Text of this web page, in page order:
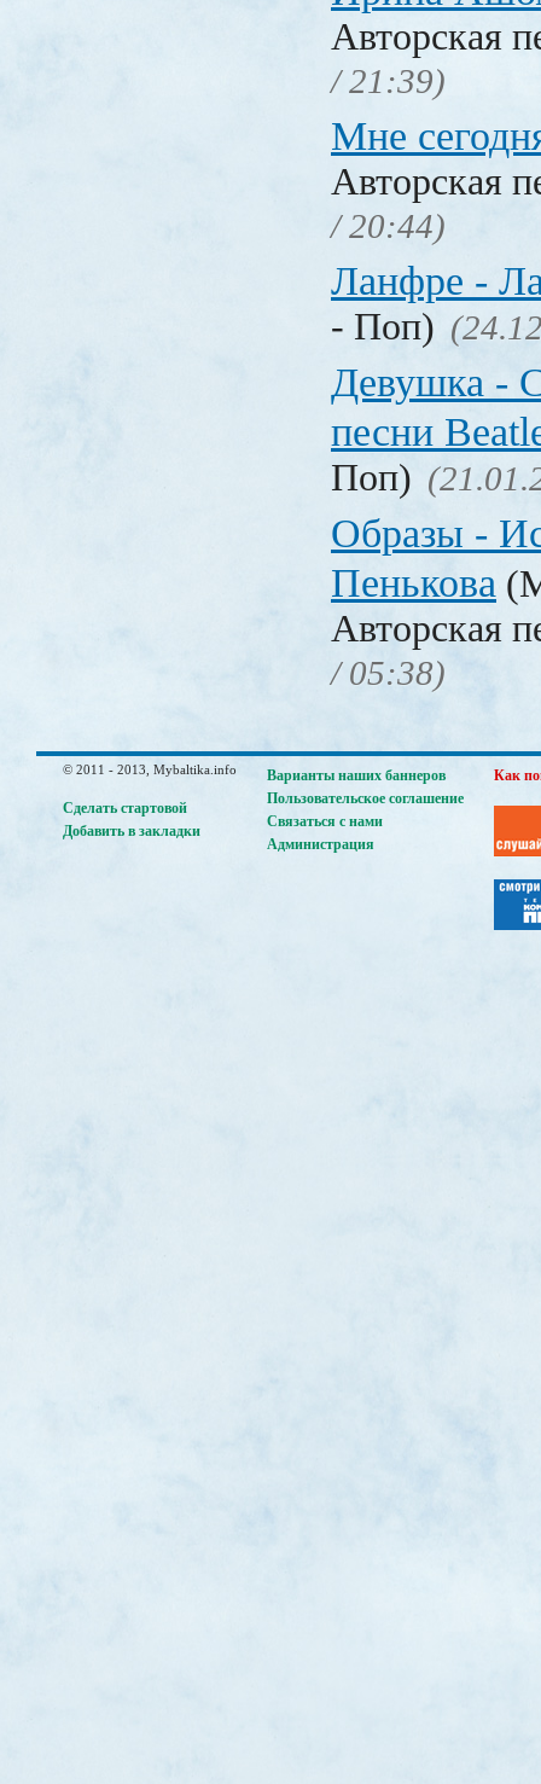
Авторская
/ 21:39)
Мне
Авторская
/ 20:44)
Ланфре -
- Поп)
Девушка -
песни
Поп)
Образы -
Пенькова
Авторская
/ 05:38)
© 2011 - 2013, Mybaltika.info
Сделать стартовой
Добавить в закладки
Варианты наших баннеров
Пользовательское соглашение
Связаться с нами
Администрация
Как